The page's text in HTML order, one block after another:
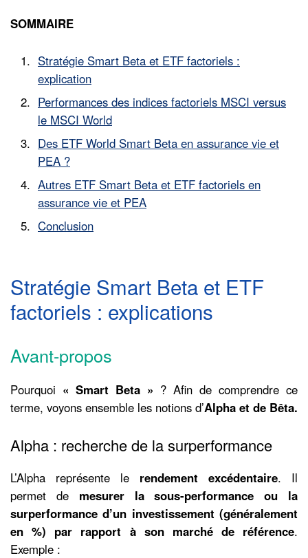
SOMMAIRE
Stratégie Smart Beta et ETF factoriels :
explication
Performances des indices factoriels MSCI versus
le MSCI World
Des ETF World Smart Beta en assurance vie et
PEA ?
Autres ETF Smart Beta et ETF factoriels en
assurance vie et PEA
Conclusion
Stratégie Smart Beta et ETF
factoriels : explications
Avant-propos
Pourquoi « Smart Beta » ? Afin de comprendre ce
terme, voyons ensemble les notions d’Alpha et de Bêta.
Alpha : recherche de la surperformance
L’Alpha représente le rendement excédentaire. Il
permet de mesurer la sous-performance ou la
surperformance d’un investissement (généralement
en %) par rapport à son marché de référence.
Exemple :